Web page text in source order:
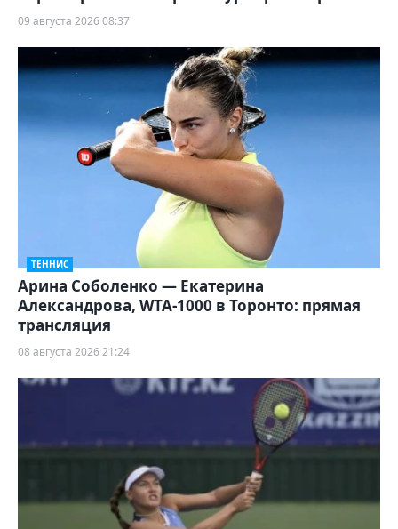
09 августа 2026 08:37
ТЕННИС
Арина Соболенко — Екатерина
Александрова, WTA-1000 в Торонто: прямая
трансляция
08 августа 2026 21:24